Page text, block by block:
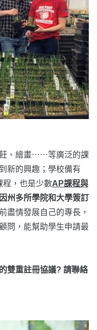
、繪畫⋯⋯等廣泛的課
新的興趣；學校備有
程，也是少數AP課程與
州多所學院和大學簽訂
盡情發展自己的專長，
問，能幫助學生申請最
雙重註冊協議? 請聯絡